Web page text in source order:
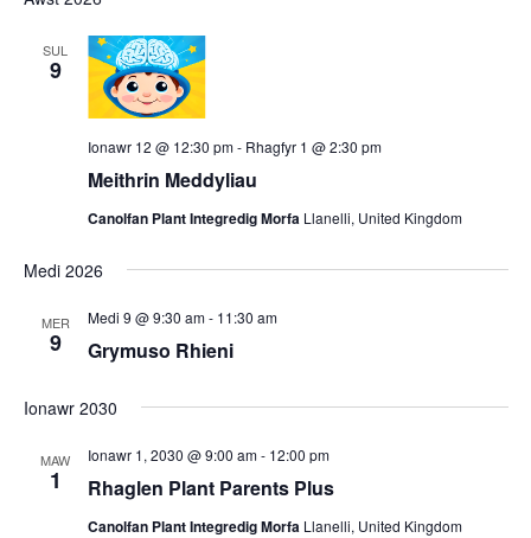
date.
SUL
9
Meithrin Meddyliau
Ionawr 12 @ 12:30 pm- Rhagfyr 1 @ 2:30 pm
Canolfan Plant Integredig Morfa Llanelli, United Kingdom
Medi 2026
MER
9 Grymuso Rhieni
Medi 9 @ 9:30 am- 11:30 am
Ionawr 2030
MAW
1 Rhaglen Plant Parents Plus
Ionawr 1, 2030 @ 9:00 am- 12:00 pm
Canolfan Plant Integredig Morfa Llanelli, United Kingdom